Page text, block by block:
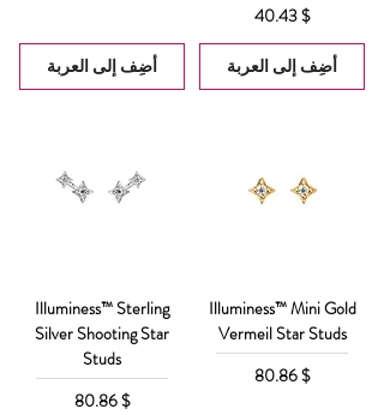
السعر
$ 40.43
أضِف إلى العربة أضِف إلى العربة
Illuminess™ Mini Gold
Vermeil Star Studs
السعر
$ 80.86
Illuminess™ Sterling
Silver Shooting Star
Studs
السعر
$ 80.86